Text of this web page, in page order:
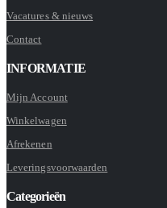
Vacatures & nieuws
Contact
INFORMATIE
Mijn Account
Winkelwagen
Afrekenen
Leveringsvoorwaarden
Categorieën